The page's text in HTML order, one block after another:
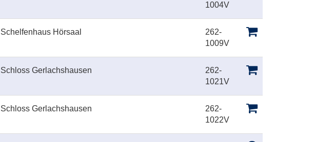
1004V
Schelfenhaus Hörsaal
262-
1009V
Schloss Gerlachshausen
262-
1021V
Schloss Gerlachshausen
262-
1022V